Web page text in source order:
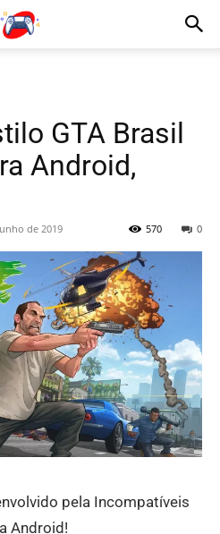
GTA Brasil
Android,
de 2019 0
570
pela Incompatíveis
Android!